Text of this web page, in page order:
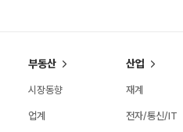
부동산
시장동향
업계
산업
재계
전자/통신/IT